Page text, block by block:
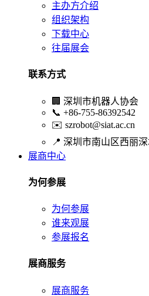
主办方介绍
组织架构
下载中心
往届展会
联系方式
🏢 深圳市机器人协会
📞 +86-755-86392542
✉️ szrobot@siat.ac.cn
📍 深圳市南山区西丽
展商中心
为何参展
为何参展
谁来观展
参展报名
展商服务
展商服务